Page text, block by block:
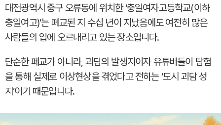
대전광역시 중구 오류동에 위치한 ‘충일여자고등학교(이하
충일여고)’는 폐교된 지 수십 년이 지났음에도 여전히 많은
사람들의 입에 오르내리고 있는 장소입니다.
단순한 폐교가 아니라, 괴담의 발생지이자 유튜버들이 탐험
을 통해 실제로 이상현상을 겪었다고 전하는 ‘도시 괴담 성
지’이기 때문입니다.